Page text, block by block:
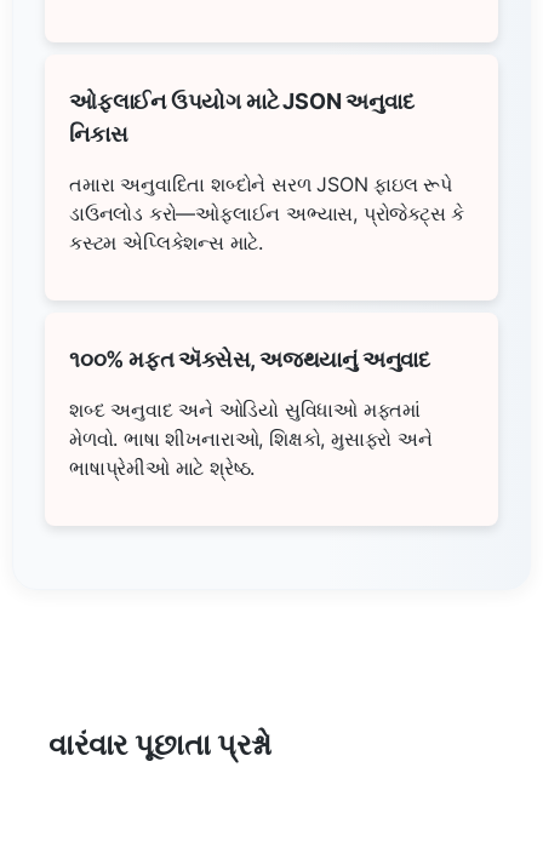
ઓફલાઈન ઉપયોગ માટે JSON અનુવાદ
નિકાસ
તમારા અનુવાદિતા શબ્દોને સરળ JSON ફાઇલ રૂપે
ડાઉનલોડ કરો—ઓફલાઈન અભ્યાસ, પ્રોજેક્ટ્સ કે
કસ્ટમ એપ્લિકેશન્સ માટે.
૧૦૦% મફત ઍક્સેસ, અજથયાનું અનુવાદ
શબ્દ અનુવાદ અને ઓડિયો સુવિધાઓ મફતમાં
મેળવો. ભાષા શીખનારાઓ, શિક્ષકો, મુસાફરો અને
ભાષાપ્રેમીઓ માટે શ્રેષ્ઠ.
વારંવાર પૂછાતા પ્રશ્નો